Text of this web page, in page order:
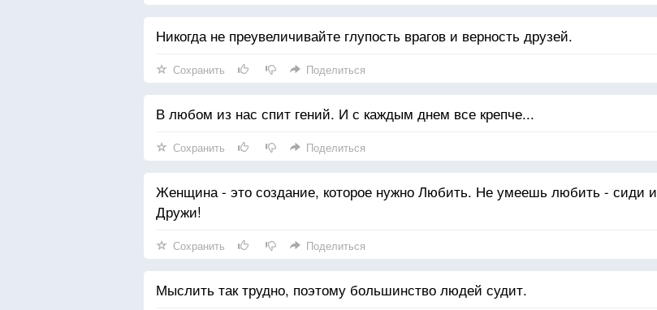
Никогда не преувеличивайте глупость врагов и верность друзей.
Сохранить Поделиться
В любом из нас спит гений. И с каждым днем все крепче...
Сохранить Поделиться
Женщина - это создание, которое нужно Любить. Не умеешь любить - сиди и
Дружи!
Сохранить Поделиться
Мыслить так трудно, поэтому большинство людей судит.